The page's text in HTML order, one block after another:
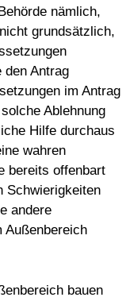
nämlich,
grundsätzlich,
den Antrag
im Antrag
Ablehnung
Hilfe durchaus
wahren
bereits offenbart
Schwierigkeiten
andere
Außenbereich
bauen